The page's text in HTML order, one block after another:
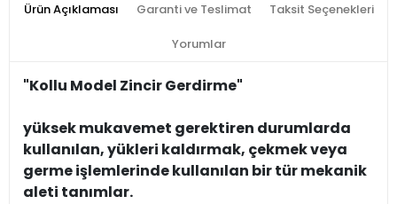
Ürün Açıklaması Garanti ve Teslimat Taksit Seçenekleri
Yorumlar
"Kollu Model Zincir Gerdirme"
yüksek mukavemet gerektiren durumlarda
kullanılan, yükleri kaldırmak, çekmek veya
germe işlemlerinde kullanılan bir tür mekanik
aleti tanımlar.